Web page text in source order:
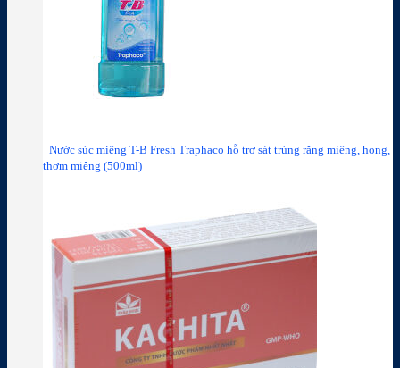
Nước súc miệng T-B Fresh Traphaco hỗ trợ sát trùng răng miệng, họng,
thơm miệng (500ml)